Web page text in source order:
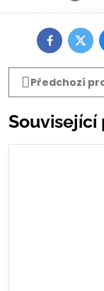
Facebook
Předchozí